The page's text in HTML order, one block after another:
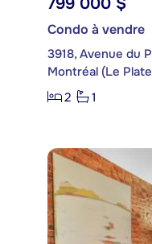
Condo à vendre
3918, Avenue du
Montréal (Le
2
1